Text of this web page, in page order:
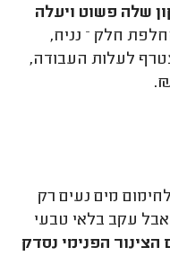
שלה פשוט ויעלה
חלק – נניח,
לעלות העבודה,
מים נעים רק
עקב בלאי טבעי
הפנימי נסדק